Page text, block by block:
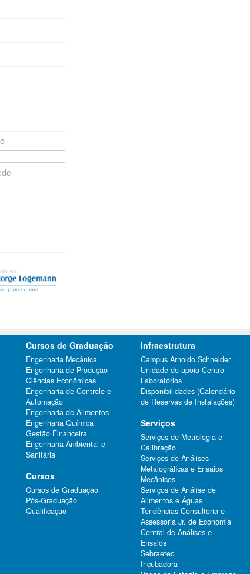
Cursos de Graduação
Engenharia Mecânica
Engenharia de Produção
Ciências Econômicas
Engenharia de Controle e
Automação
Engenharia de Alimentos
Engenharia Química
Gestão Financeira
Engenharia Ambiental e
Sanitária
Cursos
Cursos de Graduação
Pós-Graduação
Qualificação
Infraestrutura
Campus Arnoldo Schneider
Unidade de apoio Centro
Laboratórios
Disponibilidades (Calendário
de Reservas de Instalações)
Serviços
Serviços de Metrologia e
Calibração
Serviços de Análises
Metalográficas e Ensaios
Mecânicos
Serviços de Análise de
Alimentos e Águas
Tendências Consultoria e
Assessoria Jr. de Economia
Central de Análises e
Ensaios
Sebraetec
Incubadora